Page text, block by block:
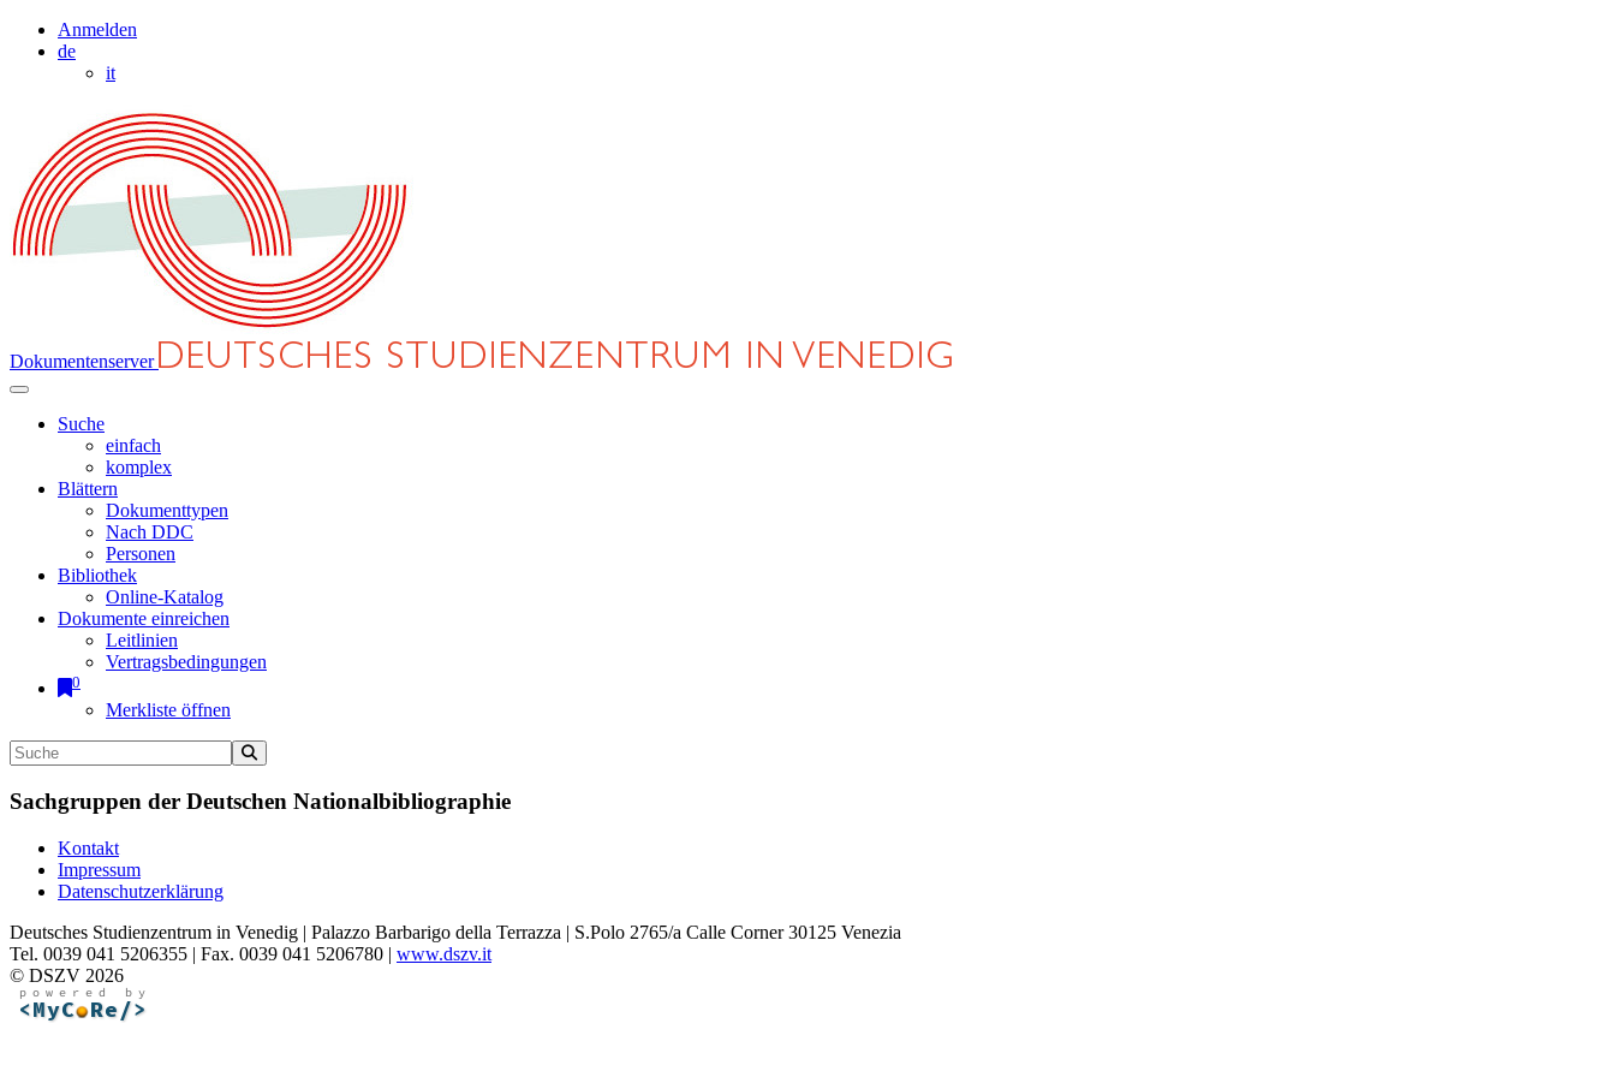
Anmelden
de
it
Dokumentenserver
Suche
einfach
komplex
Blättern
Dokumenttypen
Nach DDC
Personen
Bibliothek
Online-Katalog
Dokumente einreichen
Leitlinien
Vertragsbedingungen
0
Merkliste öffnen
Sachgruppen der Deutschen Nationalbibliographie
Kontakt
Impressum
Datenschutzerklärung
Deutsches Studienzentrum in Venedig | Palazzo Barbarigo della Terrazza | S.Polo 2765/a Calle Corner 30125 Venezia
Tel. 0039 041 5206355 | Fax. 0039 041 5206780 | www.dszv.it
© DSZV 2026